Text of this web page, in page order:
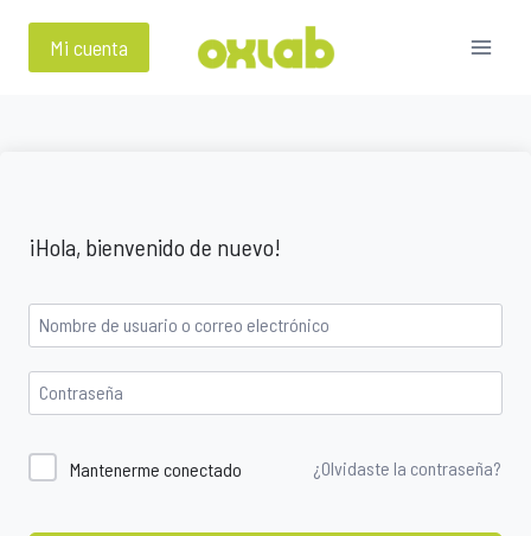
contenido
Mi cuenta
¡Hola, bienvenido de nuevo!
Mantenerme conectado ¿Olvidaste la contraseña?